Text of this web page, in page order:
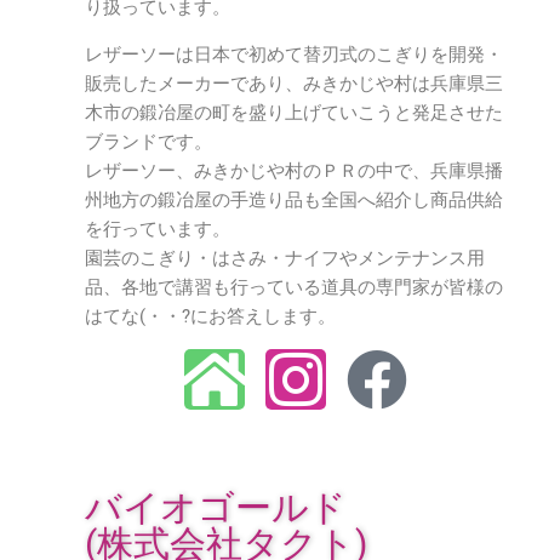
り扱っています。
レザーソーは日本で初めて替刃式のこぎりを開発・
販売したメーカーであり、みきかじや村は兵庫県三
木市の鍛冶屋の町を盛り上げていこうと発足させた
ブランドです。
レザーソー、みきかじや村のＰＲの中で、兵庫県播
州地方の鍛冶屋の手造り品も全国へ紹介し商品供給
を行っています。
園芸のこぎり・はさみ・ナイフやメンテナンス用
品、各地で講習も行っている道具の専門家が皆様の
はてな(・・?にお答えします。
バイオゴールド
(株式会社タクト)